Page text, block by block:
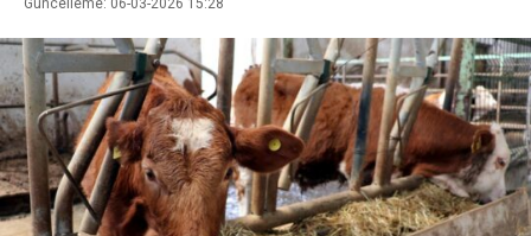
Güncelleme: 06-03-2026 15:28